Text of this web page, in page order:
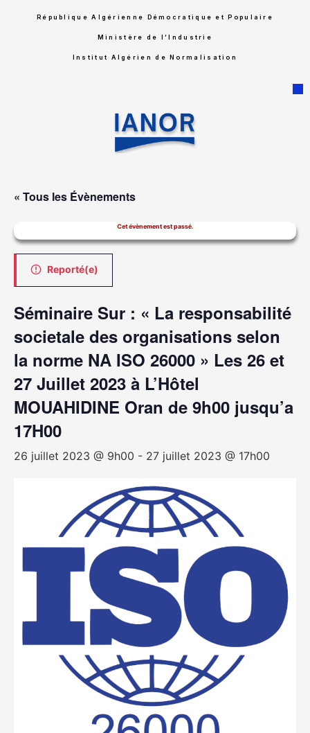
République Algérienne Démocratique et Populaire
Ministère de l’Industrie
Institut Algérien de Normalisation
« Tous les Évènements
Cet évènement est passé.
Reporté(e)
Séminaire Sur : « La responsabilité
societale des organisations selon
la norme NA ISO 26000 » Les 26 et
27 Juillet 2023 à L’Hôtel
MOUAHIDINE Oran de 9h00 jusqu’a
17H00
26 juillet 2023 @ 9h00 - 27 juillet 2023 @ 17h00